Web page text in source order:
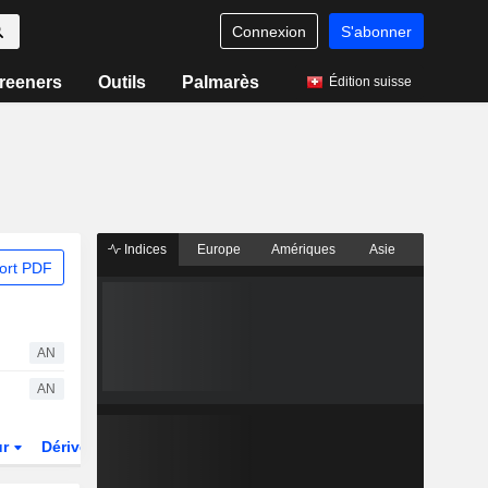
Connexion S'abonner
Outils Palmarès Édition suisse
PDF
AN
AN
Dérivés
Indices Europe Amériques Asie